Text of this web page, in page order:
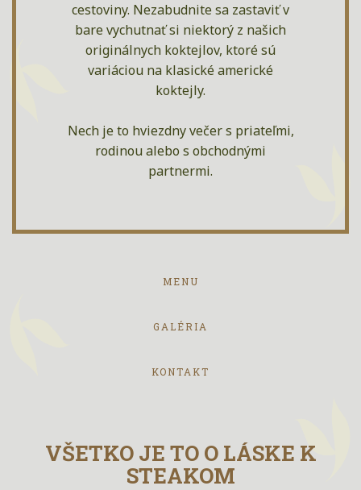
cestoviny. Nezabudnite sa zastaviť v
bare vychutnať si niektorý z našich
originálnych koktejlov, ktoré sú
variáciou na klasické americké
koktejly.
Nech je to hviezdny večer s priateľmi,
rodinou alebo s obchodnými
partnermi.
MENU
GALÉRIA
KONTAKT
VŠETKO JE TO O LÁSKE K
STEAKOM